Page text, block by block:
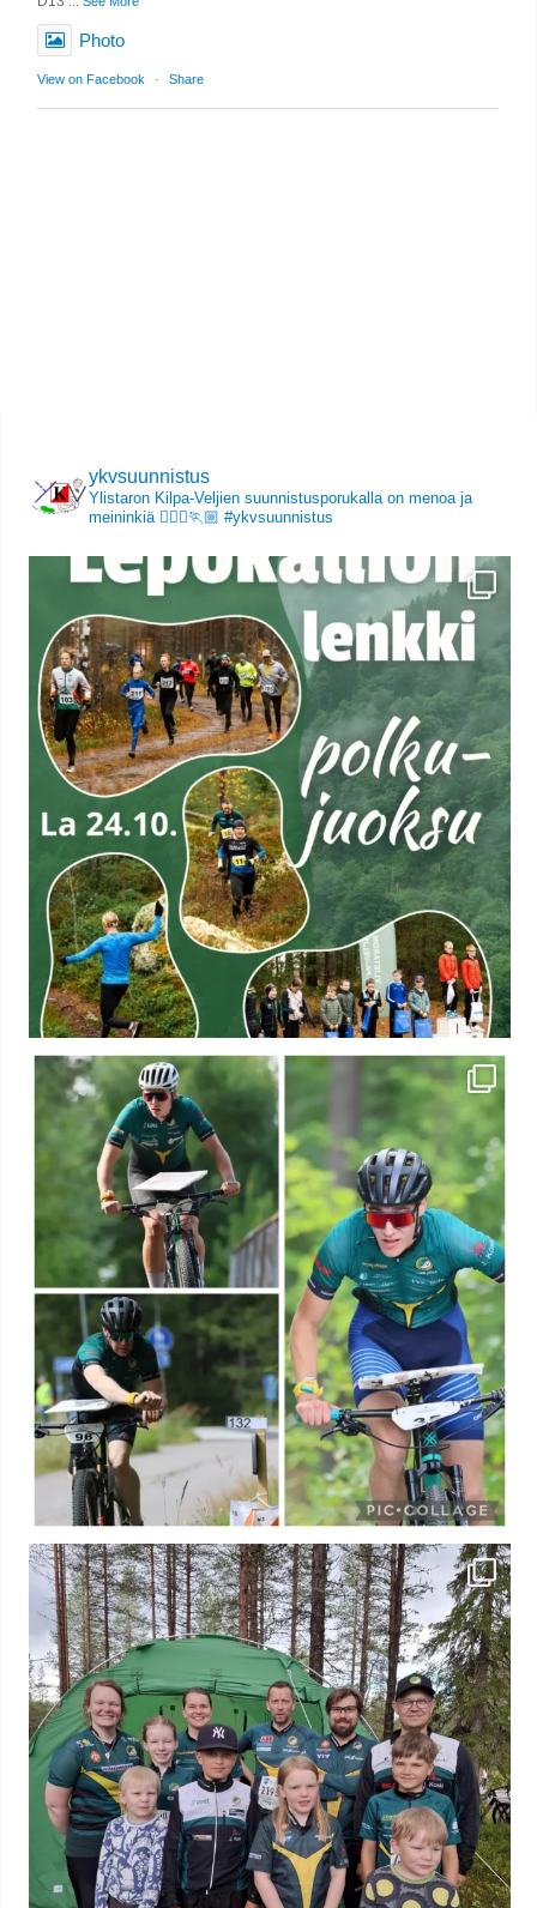
Photo
View on Facebook · Share
ykvsuunnistus
Ylistaron Kilpa-Veljien suunnistusporukalla on menoa ja
meininkiä 🏃🏻‍♀️🏃🏼 #ykvsuunnistus